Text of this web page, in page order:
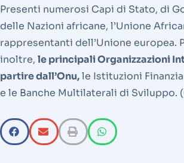
Presenti numerosi Capi di Stato, di
delle Nazioni africane, l’Unione
rappresentanti dell’Unione europea.
inoltre, le principali Organizzazioni
partire dall’Onu,le Istituzioni
e le Banche Multilaterali di Sviluppo.